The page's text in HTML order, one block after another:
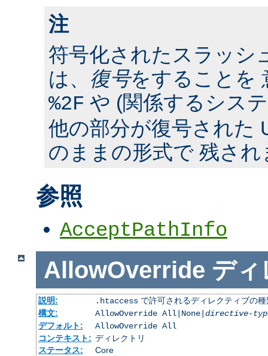
注
符号化されたスラッシ
は、 復号をすることを
%2F や (関係するシス
他の部分が復号された
のままの形式で 残され
参照
AcceptPathInfo
AllowOverride ディ
説明: .htaccessで許可されるディレクティブの種
構文:
AllowOverride All|None| directive-
デフォルト:
AllowOverride All
コンテキスト: ディレクトリ
ステータス:
Core